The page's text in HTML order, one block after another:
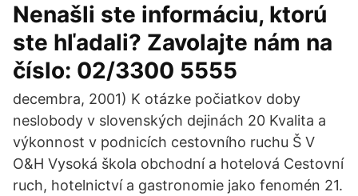
Nenašli ste informáciu, ktorú
ste hľadali? Zavolajte nám na
číslo: 02/3300 5555
decembra, 2001) K otázke počiatkov doby
neslobody v slovenských dejinách 20 Kvalita a
výkonnost v podnicích cestovního ruchu Š V
O&H Vysoká škola obchodní a hotelová Cestovní
ruch, hotelnictví a gastronomie jako fenomén 21.